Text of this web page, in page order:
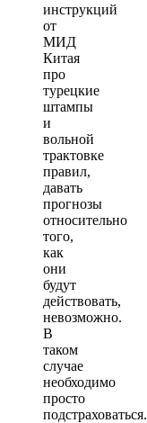
инструкций
от
МИД
Китая
про
турецкие
штампы
и
вольной
трактовке
правил,
давать
прогнозы
относительно
того,
как
они
будут
действовать,
невозможно.
В
таком
случае
необходимо
просто
подстраховаться.